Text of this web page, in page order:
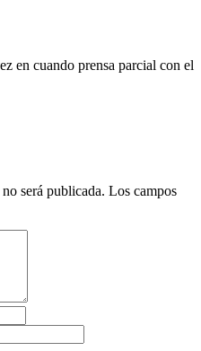
en cuando prensa parcial con el
será publicada. Los campos